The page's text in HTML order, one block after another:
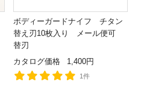
ボディーガードナイフ チタン
替え刃10枚入り メール便可
替刃
カタログ価格
1,400円
1件